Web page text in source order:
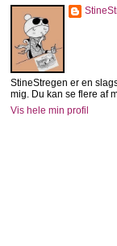
StineStregen er en
mig. Du kan se flere af
Vis hele min profil